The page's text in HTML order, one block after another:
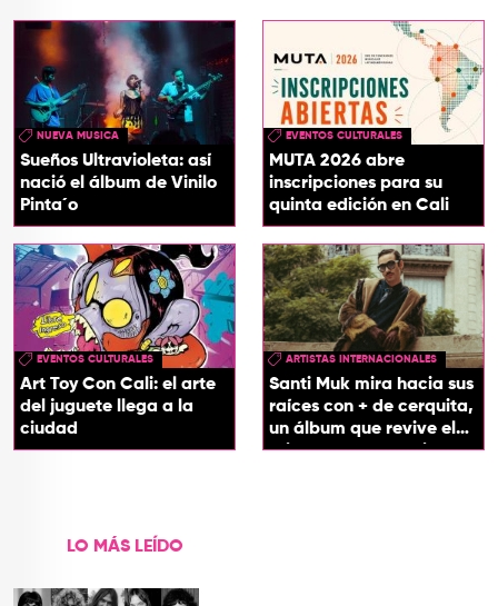
NUEVA MUSICA
Sueños Ultravioleta: así
nació el álbum de Vinilo
Pinta´o
EVENTOS CULTURALES
MUTA 2026 abre
inscripciones para su
quinta edición en Cali
EVENTOS CULTURALES
Art Toy Con Cali: el arte
del juguete llega a la
ciudad
ARTISTAS INTERNACIONALES
Santi Muk mira hacia sus
raíces con + de cerquita,
un álbum que revive el
origen de sus canciones
LO MÁS LEÍDO